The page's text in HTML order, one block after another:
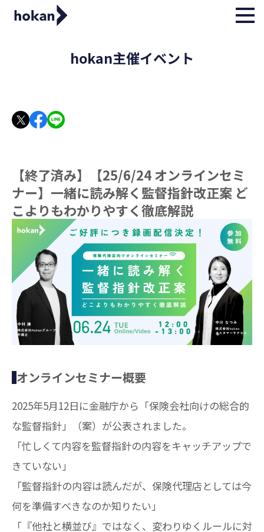
hokan主催イベント
【終了済み】【25/6/24 オンラインセミ
ナー】一緒に読み解く監督指針改正案 ど
こよりもわかりやすく徹底解説
オンラインセミナー概要
2025年5月12日に金融庁から「保険会社向けの総合的
な監督指針」（案）が公表されました。
「忙しくて内容を監督指針の内容をキャッチアップで
きていない」
「監督指針の内容は読んだが、保険代理店としては今
何を準備すべきなのか知りたい」
「『他社と横並び』ではなく、変わりゆくルールに対